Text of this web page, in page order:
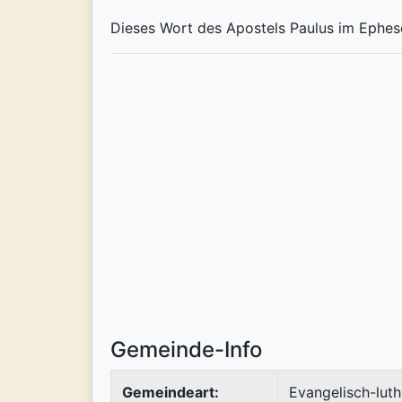
Dieses Wort des Apostels Paulus im
Gemeinde-Info
Gemeindeart: Evangelisch-